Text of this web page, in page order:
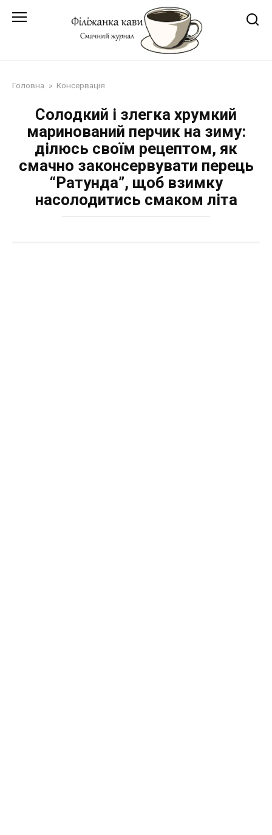
Головна » Консервація
Солодкий і злегка хрумкий
маринований перчик на зиму:
ділюсь своїм рецептом, як
смачно законсервувати перець
“Ратунда”, щоб взимку
насолодитись смаком літа